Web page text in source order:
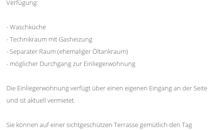
Verfügung:
- Waschküche
- Technikraum mit Gasheizung
- Separater Raum (ehemaliger Öltankraum)
- möglicher Durchgang zur Einliegerwohnung
Die Einliegerwohnung verfügt über einen eigenen Eingang an der Seite
und ist aktuell vermietet.
Sie können auf einer sichtgeschützen Terrasse gemütlich den Tag